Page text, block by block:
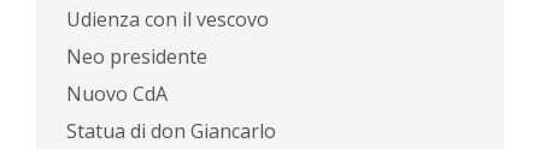
Udienza con il vescovo
Neo presidente
Nuovo CdA
Statua di don Giancarlo